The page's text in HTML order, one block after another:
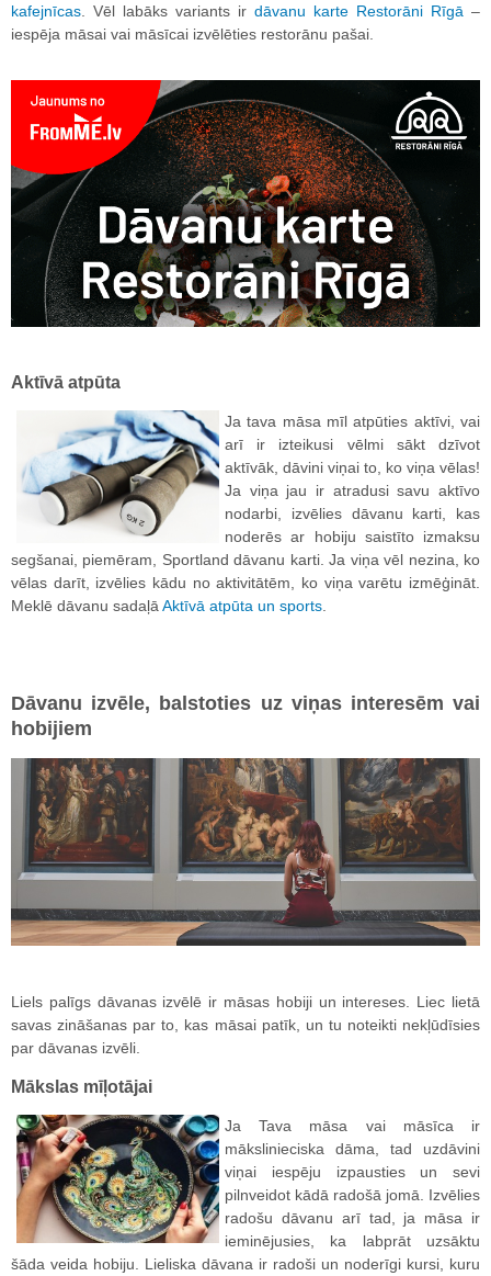
kafejnīcas . Vēl labāks variants ir dāvanu karte Restorāni Rīgā –
iespēja māsai vai māsīcai izvēlēties restorānu pašai.
Aktīvā atpūta
Ja tava māsa mīl atpūties aktīvi, vai
arī ir izteikusi vēlmi sākt dzīvot
aktīvāk, dāvini viņai to, ko viņa vēlas!
Ja viņa jau ir atradusi savu aktīvo
nodarbi, izvēlies dāvanu karti, kas
noderēs ar hobiju saistīto izmaksu
segšanai, piemēram, Sportland dāvanu karti. Ja viņa vēl nezina, ko
vēlas darīt, izvēlies kādu no aktivitātēm, ko viņa varētu izmēģināt.
Meklē dāvanu sadaļā Aktīvā atpūta un sports
Dāvanu izvēle, balstoties uz viņas interesēm vai
hobijiem
Liels palīgs dāvanas izvēlē ir māsas hobiji un intereses. Liec lietā
savas zināšanas par to, kas māsai patīk, un tu noteikti nekļūdīsies
par dāvanas izvēli.
Mākslas mīļotājai
Ja Tava māsa vai māsīca ir
mākslinieciska dāma, tad uzdāvini
viņai iespēju izpausties un sevi
pilnveidot kādā radošā jomā. Izvēlies
radošu dāvanu arī tad, ja māsa ir
ieminējusies, ka labprāt uzsāktu
šāda veida hobiju. Lieliska dāvana ir radoši un noderīgi kursi, kuru